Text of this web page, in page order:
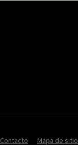
Contacto Mapa de sitio